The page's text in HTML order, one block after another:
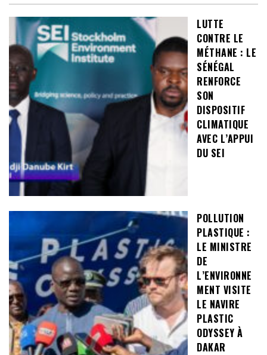
LUTTE
CONTRE LE
MÉTHANE : LE
SÉNÉGAL
RENFORCE
SON
DISPOSITIF
CLIMATIQUE
AVEC L’APPUI
DU SEI
POLLUTION
PLASTIQUE :
LE MINISTRE
DE
L’ENVIRONNE
MENT VISITE
LE NAVIRE
PLASTIC
ODYSSEY À
DAKAR